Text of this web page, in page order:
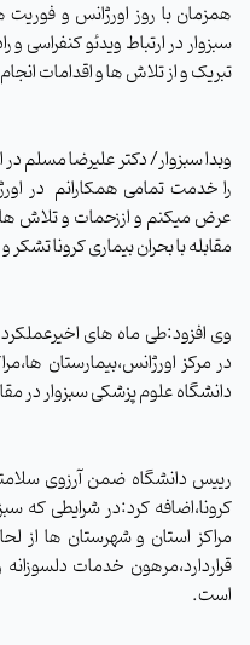
همزمان با روز اورژانس و
سبزوار در ارتباط ویدئو کنفراسی و
تبریک و از تلاش ها و اقدامات
وبدا سبزوار/ دکتر علیرضا مسلم
را خدمت تمامی همکارانم در
عرض میکنم و اززحمات و تلاش های
مقابله با بحران بیماری کرونا تشکر
وی افزود:طی ماه های
در مرکز اورژانس،بیمارستان
دانشگاه علوم پزشکی سبزوار در
رییس دانشگاه ضمن آرزوی
کرونا،اضافه کرد:در شرایطی
مراکز استان و شهرستان ها از
قراردارد،مرهون خدمات
است.